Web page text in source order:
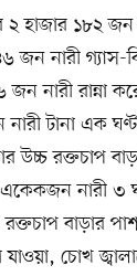
হাজার ১৮২ জন
নারী গ্যাস-
নারী রান্না
টানা এক
উচ্চ রক্তচাপ
নারী ৩
বাড়ার
যাওয়া, চোখ